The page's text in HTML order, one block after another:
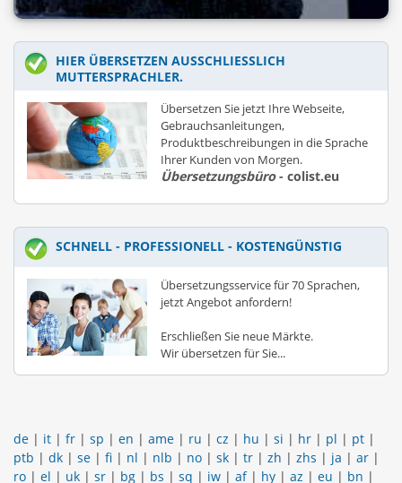
HIER ÜBERSETZEN AUSSCHLIESSLICH M
UTTERSPRACHLER.
Übersetzen Sie jetzt Ihre Webseite,
Gebrauchsanleitungen,
Produktbeschreibungen in die Sprache
Ihrer Kunden von Morgen.
Übersetzungsbüro- colist.eu
SCHNELL - PROFESSIONELL - KOSTENGÜNSTIG
Übersetzungsservice für 70 Sprachen,
jetzt Angebot anfordern!
Erschließen Sie neue Märkte.
Wir übersetzen für Sie...
de | it | fr | sp | en | ame | ru | cz | hu | si | hr | pl | pt |
ptb | dk | se | fi | nl | nlb | no | sk | tr | zh | zhs | ja | ar |
ro | el | uk | sr | bg | bs | sq | iw | af| hy | az | eu | bn |